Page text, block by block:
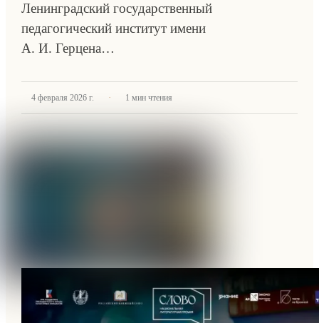
Ленинградский государственный
педагогический институт имени
А. И. Герцена…
4 февраля 2026 г. · 1 мин чтения